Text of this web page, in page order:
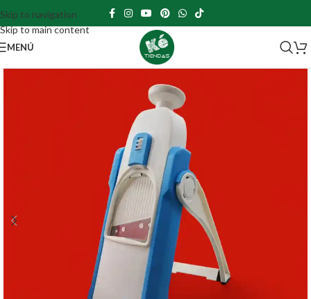
Skip to navigation
Skip to main content
MENÚ